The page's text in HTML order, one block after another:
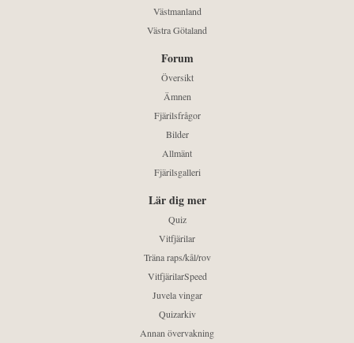
Västmanland
Västra Götaland
Forum
Översikt
Ämnen
Fjärilsfrågor
Bilder
Allmänt
Fjärilsgalleri
Lär dig mer
Quiz
Vitfjärilar
Träna raps/kål/rov
VitfjärilarSpeed
Juvela vingar
Quizarkiv
Annan övervakning